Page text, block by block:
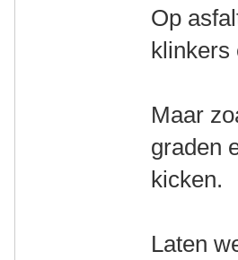
Op
klinkers
Maar
graden
kicken.
Laten